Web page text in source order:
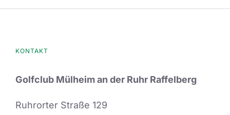
KONTAKT
Golfclub Mülheim an der Ruhr Raffelberg
Ruhrorter Straße 129